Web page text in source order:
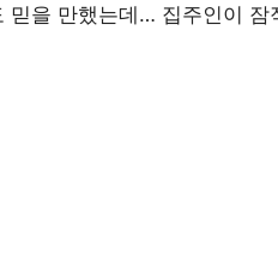
믿을 만했는데… 집주인이 잠